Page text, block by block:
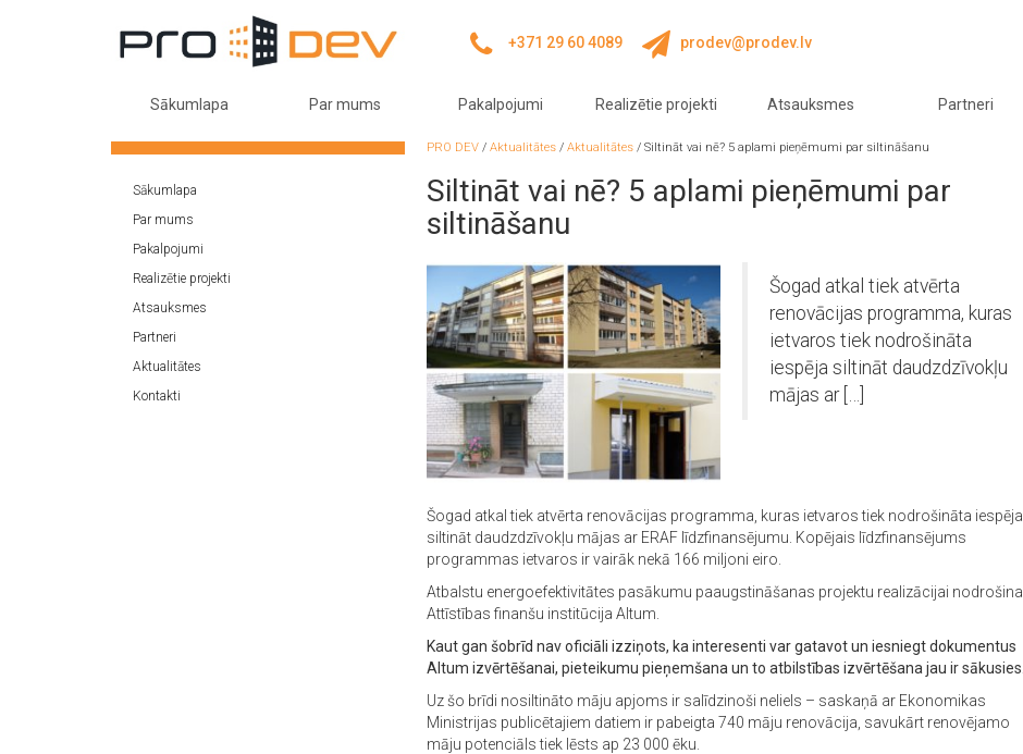
+371 29 60 4089 prodev@prodev.lv
Sākumlapa Par mums Pakalpojumi Realizētie projekti Atsauksmes Partneri
Sākumlapa
Par mums
Pakalpojumi
Realizētie projekti
Atsauksmes
Partneri
Aktualitātes
Kontakti
PRO DEV / Aktualitātes / Aktualitātes / Siltināt vai nē? 5 aplami pieņēmumi par siltināšanu
Siltināt vai nē? 5 aplami pieņēmumi par
siltināšanu
Šogad atkal tiek atvērta
renovācijas programma, kuras
ietvaros tiek nodrošināta
iespēja siltināt daudzdzīvokļu
mājas ar […]
Šogad atkal tiek atvērta renovācijas programma, kuras ietvaros tiek nodrošināta iespēja
siltināt daudzdzīvokļu mājas ar ERAF līdzfinansējumu. Kopējais līdzfinansējums
programmas ietvaros ir vairāk nekā 166 miljoni eiro.
Atbalstu energoefektivitātes pasākumu paaugstināšanas projektu realizācijai nodrošina
Attīstības finanšu institūcija Altum.
Kaut gan šobrīd nav oficiāli izziņots, ka interesenti var gatavot un iesniegt dokumentus
Altum izvērtēšanai, pieteikumu pieņemšana un to atbilstības izvērtēšana jau ir sākusies.
Uz šo brīdi nosiltināto māju apjoms ir salīdzinoši neliels – saskaņā ar Ekonomikas
Ministrijas publicētajiem datiem ir pabeigta 740 māju renovācija, savukārt renovējamo
māju potenciāls tiek lēsts ap 23 000 ēku.